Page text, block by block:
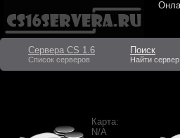
Сервера CS 1.6
Список серверов
Поиск
Найти сервер
Карта:
N/A